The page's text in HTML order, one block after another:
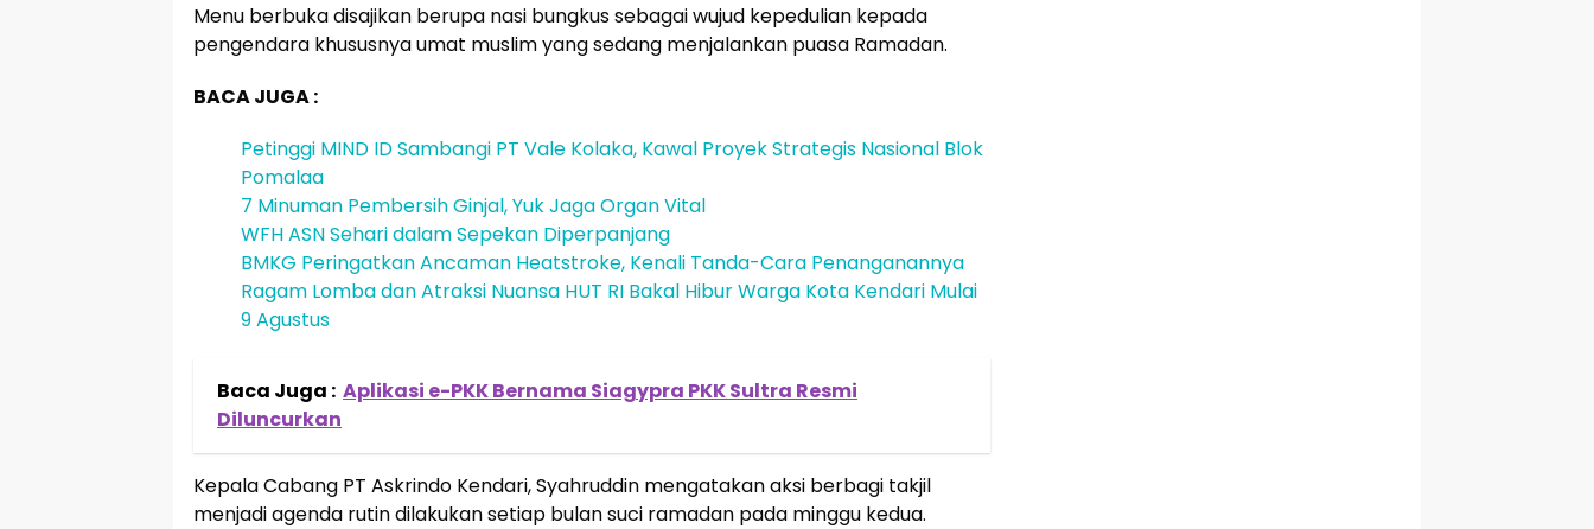
Menu berbuka disajikan berupa nasi bungkus sebagai wujud kepedulian kepada
pengendara khususnya umat muslim yang sedang menjalankan puasa Ramadan.
BACA JUGA :
Petinggi MIND ID Sambangi PT Vale Kolaka, Kawal Proyek Strategis Nasional Blok
Pomalaa
7 Minuman Pembersih Ginjal, Yuk Jaga Organ Vital
WFH ASN Sehari dalam Sepekan Diperpanjang
BMKG Peringatkan Ancaman Heatstroke, Kenali Tanda-Cara Penanganannya
Ragam Lomba dan Atraksi Nuansa HUT RI Bakal Hibur Warga Kota Kendari Mulai
9 Agustus
Baca Juga : Aplikasi e-PKK Bernama Siagypra PKK Sultra Resmi
Diluncurkan
Kepala Cabang PT Askrindo Kendari, Syahruddin mengatakan aksi berbagi takjil
menjadi agenda rutin dilakukan setiap bulan suci ramadan pada minggu kedua.